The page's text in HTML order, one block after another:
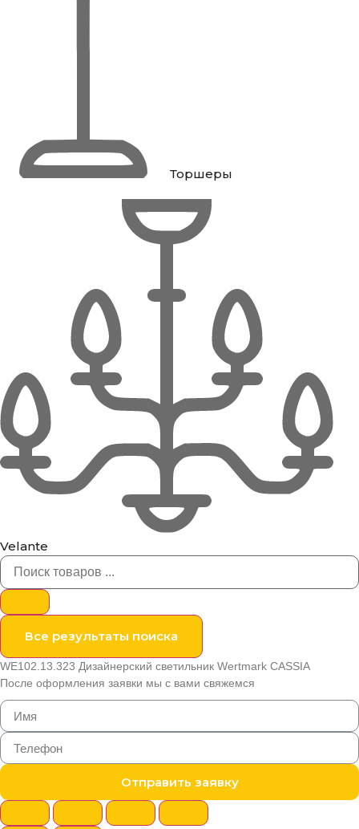
Торшеры
Velante
Все результаты поиска
WE102.13.323 Дизайнерский светильник Wertmark CASSIA
После оформления заявки мы с вами свяжемся
Отправить заявку